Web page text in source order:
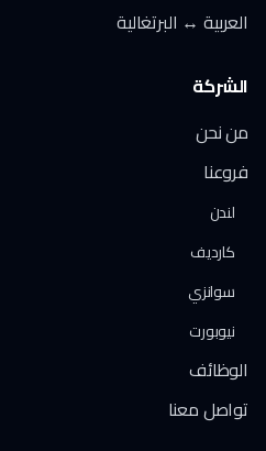
العربية ↔ البرتغالية
الشركة
من نحن
فروعنا
لندن
كارديف
سوانزي
نيوبورت
الوظائف
تواصل معنا